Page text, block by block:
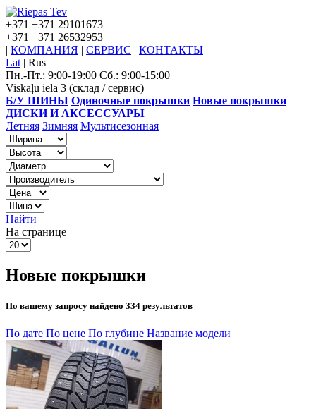
+371 +371 29101673
+371 +371 26532953
| КОМПАНИЯ | СЕРВИС | КОНТАКТЫ
Lat | Rus
Пн.-Пт.: 9:00-19:00 Сб.: 9:00-15:00
Viskaļu iela 3 (склад / сервис)
Б/У ШИНЫ Одиночные покрышки Новые покрышки
ДИСКИ И АКСЕССУАРЫ
Летняя Зимняя Мультисезонная
Найти
На странице
Новые покрышки
По вашему запросу найдено 334 результатов
По дате По цене По глубине Название модели